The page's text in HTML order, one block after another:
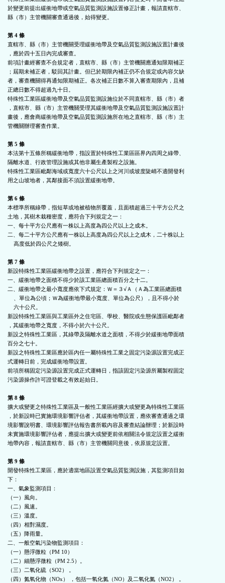
於變更前提出緩衝地帶或空氣品質監測設施設置修正計畫，報請直轄市、
縣（市）主管機關審查通過後，始得變更。
第 4 條
直轄市、縣（市）主管機關受理緩衝地帶及空氣品質監測設施設置計畫後
，應於四十五日內完成審查。
前項計畫經審查不合規定者，直轄市、縣（市）主管機關應通知限期補正
；屆期未補正者，駁回其計畫。但已於期限內補正仍不合規定或內容欠缺
者，審查機關得再通知限期補正。各次補正日數不算入審查期限內，且補
正總日數不得超過九十日。
特殊性工業區緩衝地帶及空氣品質監測設施位於不同直轄市、縣（市）者
，直轄市、縣（市）主管機關受理其緩衝地帶及空氣品質監測設施設置計
畫後，應會商緩衝地帶及空氣品質監測設施所在地之直轄市、縣（市）主
管機關辦理審查作業。
第 5 條
本法第十五條所稱緩衝地帶，指設置於特殊性工業區區界內四周之綠帶、
隔離水道、行政管理設施或其他非屬生產製程之設施。
特殊性工業區毗鄰海域或寬度六十公尺以上之河川或坡度陡峭不適開發利
用之山坡地者，其鄰接面不須設置緩衝地帶。
第 6 條
本標準所稱綠帶，指短草或地被植物所覆蓋，且面積超過三十平方公尺之
土地，其樹木栽種密度，應符合下列規定之一：
一、每十平方公尺應有一株以上高度為四公尺以上之成木。
二、每二十平方公尺應有一株以上高度為四公尺以上之成木，二十株以上
第 7 條
新設特殊性工業區緩衝地帶之設置，應符合下列規定之一：
一、緩衝地帶之面積不得少於該工業區總面積百分之十二。
二、緩衝地帶之最小寬度應依下式規定：Ｗ＝３√Ａ（Ａ為工業區總面積
新設特殊性工業區與工業區外之住宅區、學校、醫院或生態保護區毗鄰者
，其緩衝地帶之寬度，不得小於六十公尺。
新設之特殊性工業區，其綠帶及隔離水道之面積，不得少於緩衝地帶面積
百分之七十。
新設之特殊性工業區應於區內任一屬特殊性工業之固定污染源設置完成正
式運轉日前，完成緩衝地帶設置。
前項所稱固定污染源設置完成正式運轉日，指該固定污染源所屬製程固定
污染源操作許可證登載之有效起始日。
第 8 條
擴大或變更之特殊性工業區及一般性工業區經擴大或變更為特殊性工業區
，於新設時已實施環境影響評估者，其緩衝地帶設置，應依審查通過之環
境影響說明書、環境影響評估報告書所載內容及審查結論辦理；於新設時
未實施環境影響評估者，應提出擴大或變更前依相關法令規定設置之緩衝
地帶內容，報請直轄市、縣（市）主管機關同意後，依原規定設置。
第 9 條
開發特殊性工業區，應於適當地區設置空氣品質監測設施，其監測項目如
下：
一、氣象監測項目：
（一）風向。
（二）風速。
（三）溫度。
（四）相對濕度。
（五）降雨量。
二、一般空氣污染物監測項目：
（一）懸浮微粒（PM 10）
（二）細懸浮微粒（PM 2.5）。
（三）二氧化硫（SO2） 。
（四）氮氧化物（NOx） ，包括一氧化氮（NO）及二氧化氮（NO2） 。